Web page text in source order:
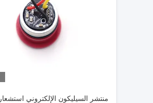
منتشر السيليكون الإلكتروني استشعار